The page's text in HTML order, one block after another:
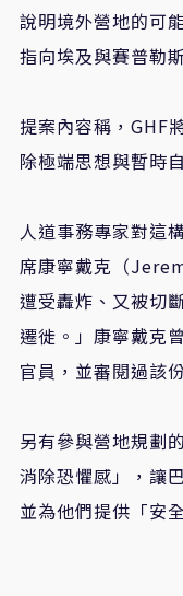
說明境外營地的可
指向埃及與賽普勒
提案內容稱， GHF
除極端思想與暫時
人道事務專家對這
席康寧戴克（
遭受轟炸、又被切
遷徙。」康寧戴克
官員，並審閱過該
另有參與營地規劃
消除恐懼感」，讓
並為他們提供「安